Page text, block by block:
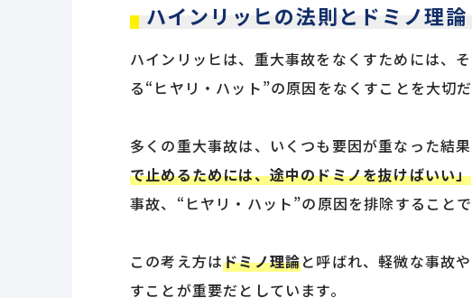
ハインリッヒの法則とドミノ理論
ハインリッヒは、重大事故をなくすためには、
る“ヒヤリ・ハット”の原因をなくすことを大切だ
多くの重大事故は、いくつも要因が重なった結
で止めるためには、途中のドミノを抜けばいい」
事故、“ヒヤリ・ハット”の原因を排除すること
この考え方はドミノ理論と呼ばれ、軽微な事故
すことが重要だとしています。